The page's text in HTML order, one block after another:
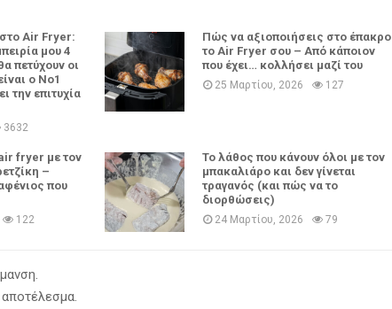
στο Air Fryer:
μου 4
πετύχουν οι
ο Νο1
την επιτυχία
3632
Πώς να αξιοποιήσεις στο έπακρο
το Air Fryer σου – Από κάποιον
που έχει… κολλήσει μαζί του
25 Μαρτίου, 2026 127
fryer με τον
–
που
122
Το λάθος που κάνουν όλοι με τον
μπακαλιάρο και δεν γίνεται
τραγανός (και πώς να το
διορθώσεις)
24 Μαρτίου, 2026 79